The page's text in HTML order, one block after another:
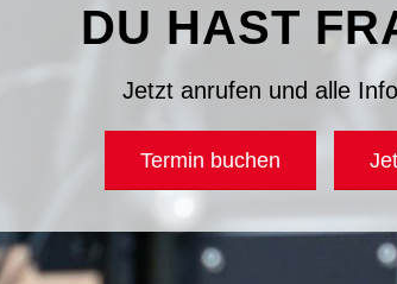
DU HAST
Jetzt anrufen und alle
Termin buchen